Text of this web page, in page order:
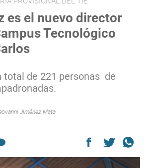
es el nuevo director
Tecnológico
total de 221 personas de
Jiménez Mata